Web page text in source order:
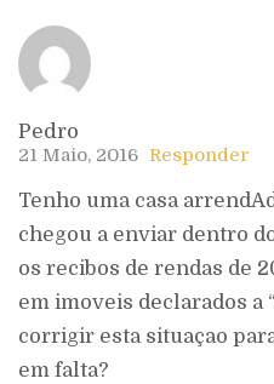
Pedro
21 Maio, 2016 Responder
Tenho uma casa
chegou a enviar dentro
os recibos de rendas de
em imoveis declarados a
corrigir esta situaçao
em falta?